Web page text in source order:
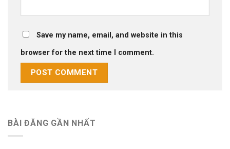
Save my name, email, and website in this
browser for the next time I comment.
BÀI ĐĂNG GẦN NHẤT